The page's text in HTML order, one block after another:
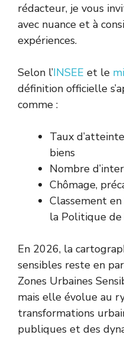
rédacteur, je vous
avec nuance et à
expériences.
Selon l’INSEE et le
définition officielle
comme :
Taux
biens
Nombre
Chômage,
Classement
la Politique
En 2026, la
sensibles reste en
Zones Urbaines
mais elle évolue au
transformations
publiques et des